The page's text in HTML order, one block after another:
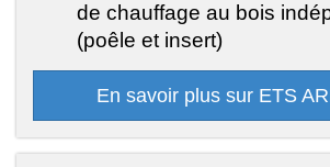
de chauffage au bois
(poêle et insert)
En savoir plus sur ETS